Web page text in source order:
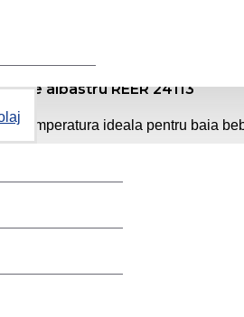
albastru REER 24113
temperatura ideala pentru baia
de baie
apei ideale pentru baie
pentru a-l putea suspenda pe
copii – SLG”
la 50 °C
fara Bisphenol A (BPA Free)